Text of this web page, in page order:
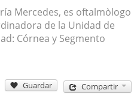
Mercedes, es oftalmòlogo
de la Unidad de
Córnea y Segmento
Guardar Compartir